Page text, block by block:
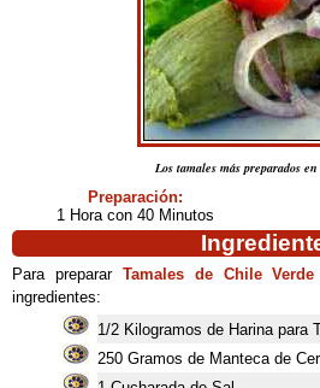
Los tamales más preparados
Preparación:
1 Hora con 40 Minutos
Para preparar Tamales de Chile Verde
ingredientes:
1/2 Kilogramos de Harina para
250 Gramos de Manteca de